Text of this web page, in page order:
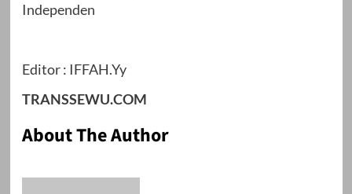
Independen
Editor : IFFAH.Yy
TRANSSEWU.COM
About The Author